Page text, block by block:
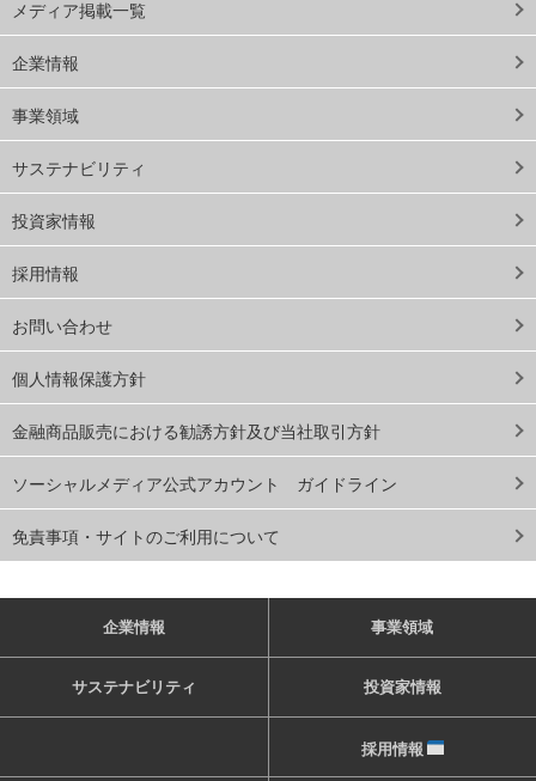
メディア掲載一覧
企業情報
事業領域
サステナビリティ
投資家情報
採用情報
お問い合わせ
個人情報保護方針
金融商品販売における勧誘方針及び当社取引方針
ソーシャルメディア公式アカウント ガイドライン
免責事項・サイトのご利用について
企業情報 事業領域
サステナビリティ 投資家情報
採用情報